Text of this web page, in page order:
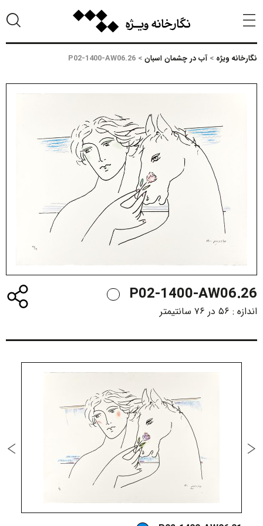
نگارخانه ویژه >آب در چشمان اسبان >
P02-1400-AW06.26
P02-1400-AW06.26
اندازه : ۵۶ در ۷۶ سانتیمتر